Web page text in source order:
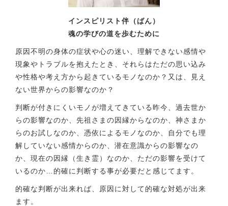
インスピリスト伴（ばん）
魂の学びの道を歩むために
原因不明の身体の症状や心の迷い、理解できない感情や
現象やトラブルを抱えたとき、それらはただの思い込み
や性格や考え方から起きているモノなのか？又は、見え
ない世界からの影響なのか？
判断が付きにくいモノが増えてきている昨今、過去世か
らの影響なのか、先祖さまの因縁からなのか、神さまか
らのお試しなのか、憑依によるモノなのか、自分でも理
解していない感情からのか、潜在意識からの影響なの
か、現在の因縁（生き霊）なのか、ただの影響を受けて
いるのか…的確に判断する事が必要だと感じてます。
的確な判断が出来れば、原因に対して的確な対処が出来
ます。